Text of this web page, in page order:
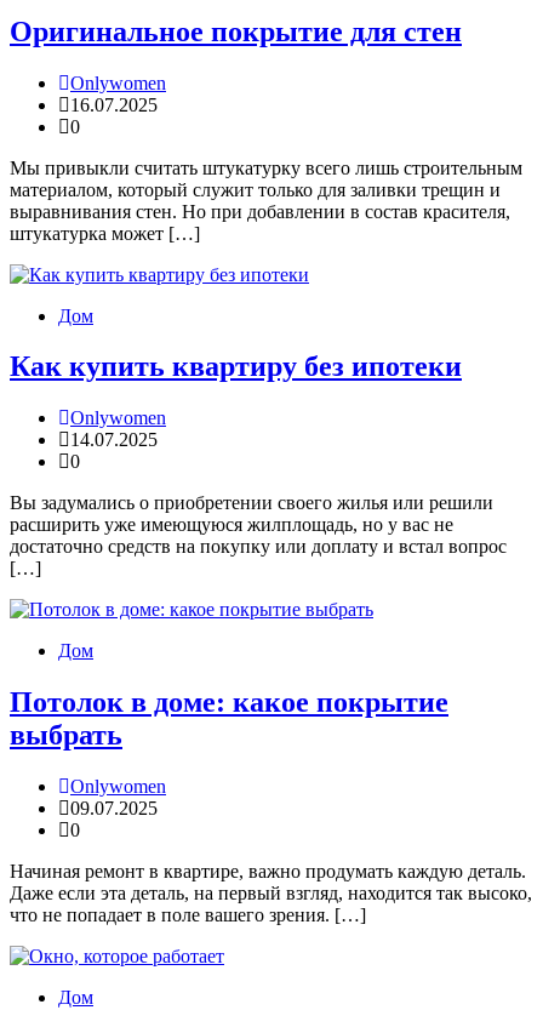
Оригинальное покрытие для стен
Onlywomen
16.07.2025
0
Мы привыкли считать штукатурку всего лишь строительным
материалом, который служит только для заливки трещин и
выравнивания стен. Но при добавлении в состав красителя,
штукатурка может […]
Дом
Как купить квартиру без ипотеки
Onlywomen
14.07.2025
0
Вы задумались о приобретении своего жилья или решили
расширить уже имеющуюся жилплощадь, но у вас не
достаточно средств на покупку или доплату и встал вопрос
[…]
Дом
Потолок в доме: какое покрытие
выбрать
Onlywomen
09.07.2025
0
Начиная ремонт в квартире, важно продумать каждую деталь.
Даже если эта деталь, на первый взгляд, находится так высоко,
что не попадает в поле вашего зрения. […]
Дом